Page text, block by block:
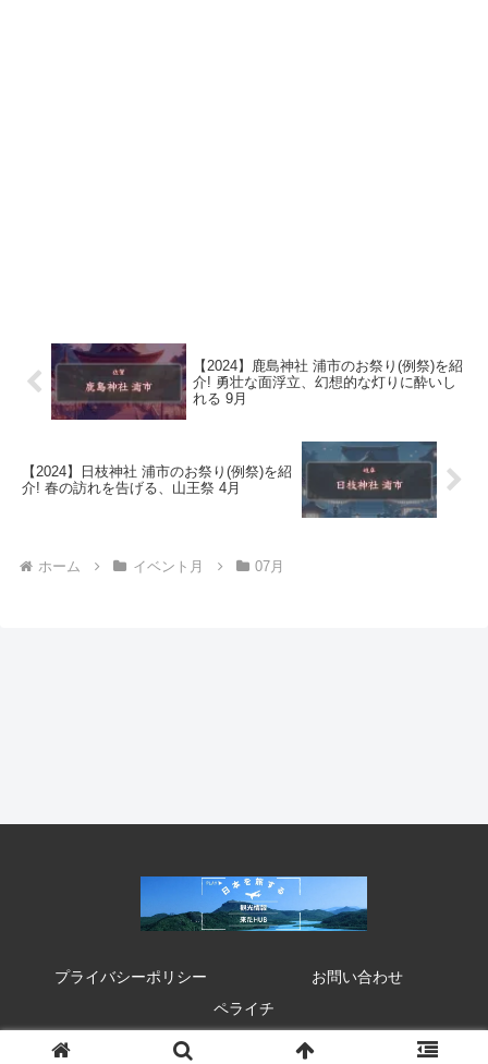
【2024】鹿島神社 浦市のお祭り(例祭)を紹
介! 勇壮な面浮立、幻想的な灯りに酔いし
れる 9月
【2024】日枝神社 浦市のお祭り(例祭)を紹
介! 春の訪れを告げる、山王祭 4月
ホーム イベント月 07月
プライバシーポリシー
お問い合わせ
ペライチ
© 2020 来たHUB 観光 イベント 祭り お得情報.